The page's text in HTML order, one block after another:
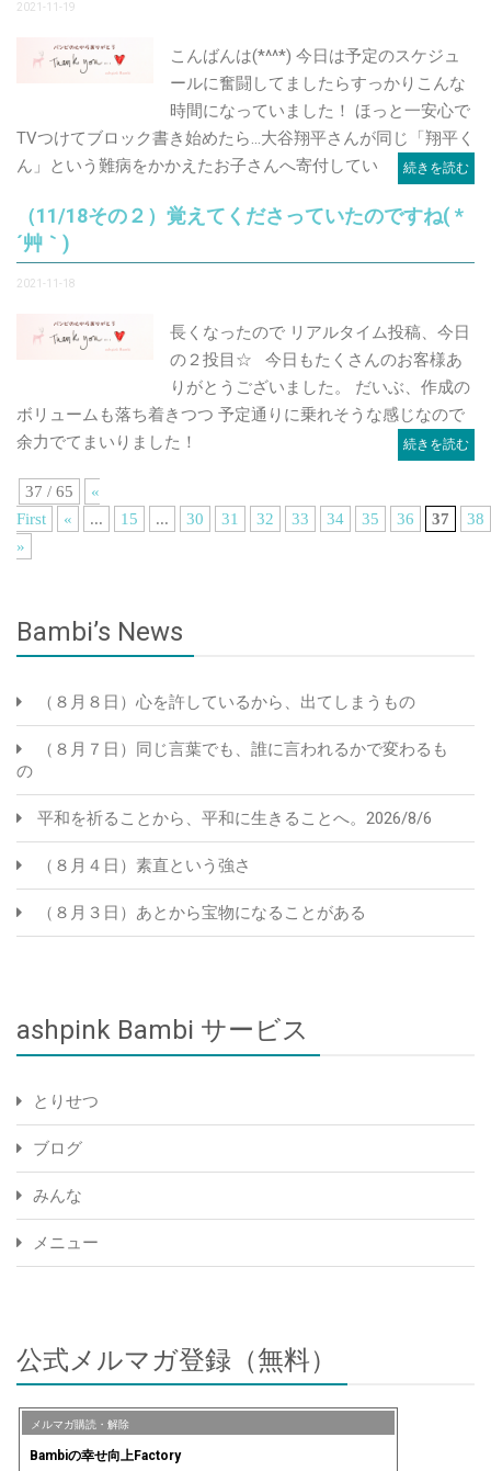
2021-11-19
こんばんは(*^^*) 今日は予定のスケジュ
ールに奮闘してましたらすっかりこんな
時間になっていました！ ほっと一安心で
TVつけてブロック書き始めたら…大谷翔平さんが同じ「翔平く
ん」という難病をかかえたお子さんへ寄付してい
続きを読む
（11/18その２）覚えてくださっていたのですね( *
´艸｀)
2021-11-18
長くなったので リアルタイム投稿、今日
の２投目☆ 今日もたくさんのお客様あ
りがとうございました。 だいぶ、作成の
ボリュームも落ち着きつつ 予定通りに乗れそうな感じなので
余力でてまいりました！
続きを読む
37 / 65
«
First
« ... 15 ... 30 31 32 33 34 35 36 37
38
»
Bambi’s News
（８月８日）心を許しているから、出てしまうもの
（８月７日）同じ言葉でも、誰に言われるかで変わるも
の
平和を祈ることから、平和に生きることへ。2026/8/6
（８月４日）素直という強さ
（８月３日）あとから宝物になることがある
ashpink Bambi サービス
とりせつ
ブログ
みんな
メニュー
公式メルマガ登録（無料）
メルマガ購読・解除
Bambiの幸せ向上Factory